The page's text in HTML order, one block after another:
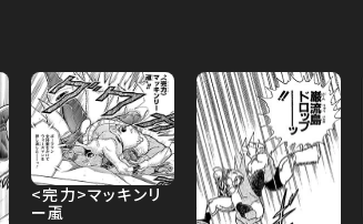
<完力>マッキンリ
ー颪